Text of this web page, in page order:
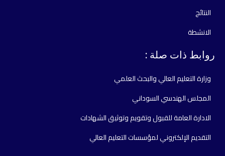
النتائج
الانشطة
روابط ذات صلة :
وزارة التعليم العالي والبحث العلمي
المجلس الهندسي السوداني
الادارة العامة للقبول وتقويم وتوثيق الشهادات
التقديم الإلكتروني لمؤسسات التعليم العالي